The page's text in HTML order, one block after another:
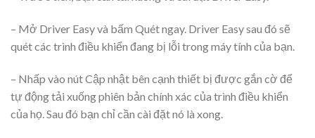
– Mở Driver Easy và bấm Quét ngay. Driver Easy sau đó sẽ
quét các trình điều khiển đang bị lỗi trong máy tính của bạn.
– Nhấp vào nút Cập nhật bên cạnh thiết bị được gắn cờ để
tự động tải xuống phiên bản chính xác của trình điều khiển
của họ. Sau đó bạn chỉ cần cài đặt nó là xong.